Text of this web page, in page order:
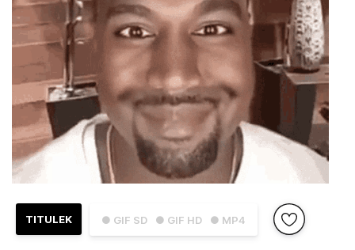
● GIF SD ● GIF HD ● MP4
TITULEK